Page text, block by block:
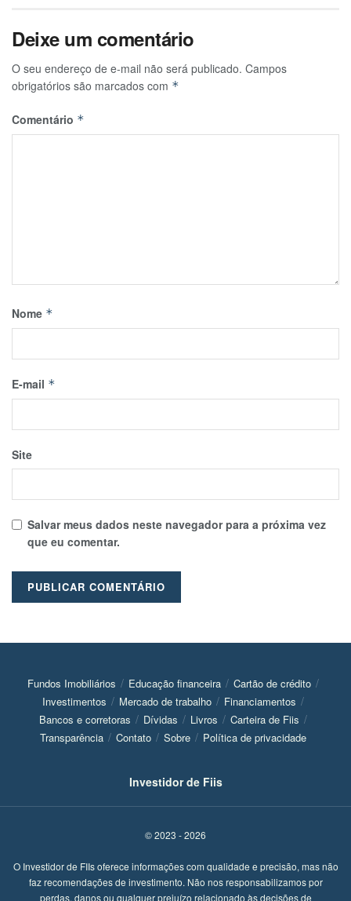
Deixe um comentário
O seu endereço de e-mail não será publicado. Campos
obrigatórios são marcados com *
Comentário *
Nome *
E-mail *
Site
Salvar meus dados neste navegador para a próxima vez
que eu comentar.
Fundos Imobiliários Educação financeira
Cartão de crédito
Investimentos
Mercado de trabalho
Financiamentos
Bancos e corretoras
Dívidas Livros
Carteira de Fiis
Transparência
Contato Sobre Política de privacidade
Investidor de Fiis
© 2023 - 2026
O Investidor de FIIs oferece informações com qualidade e precisão, mas não
faz recomendações de investimento. Não nos responsabilizamos por
perdas, danos ou qualquer prejuízo relacionado às decisões de